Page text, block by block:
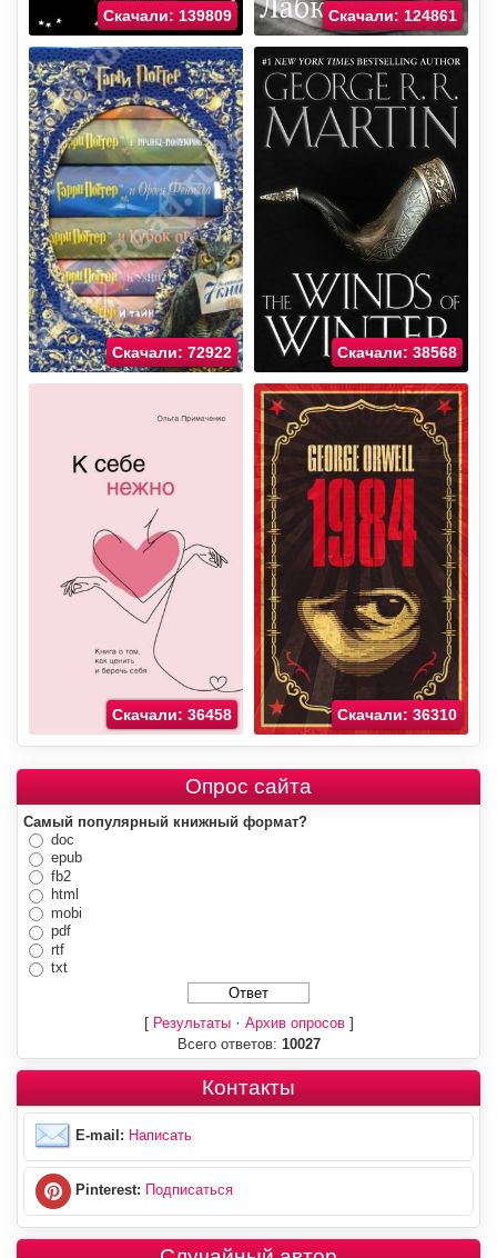
Скачали: 139809 Скачали: 124861
Скачали: 72922 Скачали: 38568
Скачали: 36458 Скачали: 36310
Опрос сайта
Самый популярный книжный формат?
doc
epub
fb2
html
mobi
pdf
rtf
txt
[ Результаты· Архив опросов]
Всего ответов: 10027
Контакты
E-mail: Написать
Pinterest: Подписаться